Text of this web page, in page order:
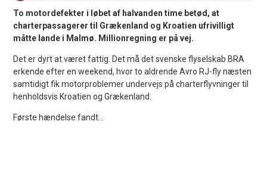
To motordefekter i løbet af halvanden time betød, at
charterpassagerer til Grækenland og Kroatien ufrivilligt
måtte lande i Malmø. Millionregning er på vej.
Det er dyrt at været fattig. Det må det svenske flyselskab BRA
erkende efter en weekend, hvor to aldrende Avro RJ-fly næsten
samtidigt fik motorproblemer undervejs på charterflyvninger til
henholdsvis Kroatien og Grækenland.
Første hændelse fandt...